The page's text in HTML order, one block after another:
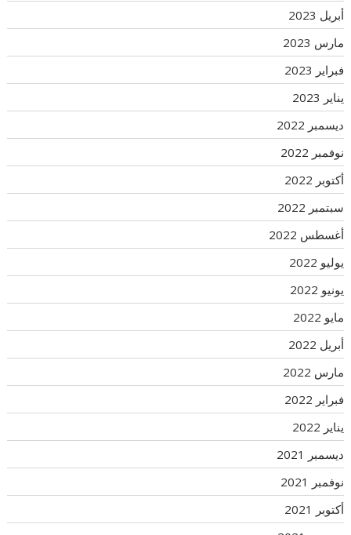
أبريل 2023
مارس 2023
فبراير 2023
يناير 2023
ديسمبر 2022
نوفمبر 2022
أكتوبر 2022
سبتمبر 2022
أغسطس 2022
يوليو 2022
يونيو 2022
مايو 2022
أبريل 2022
مارس 2022
فبراير 2022
يناير 2022
ديسمبر 2021
نوفمبر 2021
أكتوبر 2021